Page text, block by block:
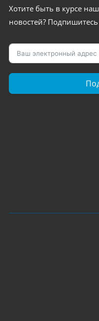
Хотите быть в курсе
новостей?